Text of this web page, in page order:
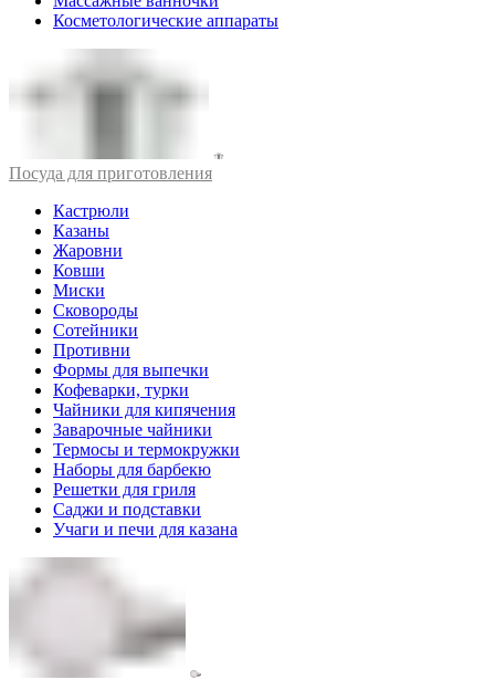
Косметологические аппараты
Посуда для приготовления
Кастрюли
Казаны
Жаровни
Ковши
Миски
Сковороды
Сотейники
Противни
Формы для выпечки
Кофеварки, турки
Чайники для кипячения
Заварочные чайники
Термосы и термокружки
Наборы для барбекю
Решетки для гриля
Саджи и подставки
Учаги и печи для казана